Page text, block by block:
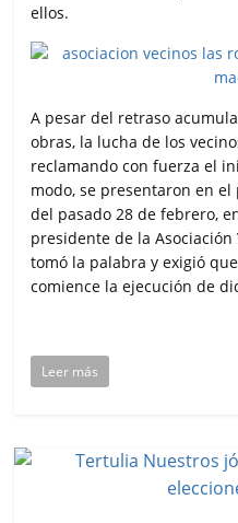
ellos.
A pesar del retraso
obras, la lucha de los
reclamando con fuerza el
modo, se presentaron en
del pasado 28 de febrero,
presidente de la Asociación
tomó la palabra y exigió
comience la ejecución de
Leer más